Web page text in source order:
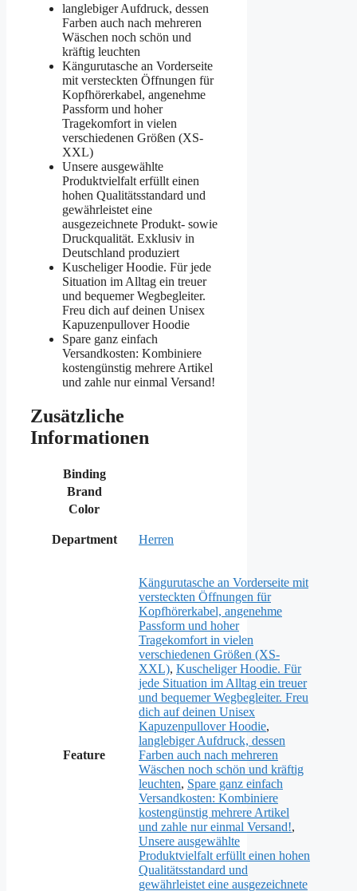
langlebiger Aufdruck, dessen
Farben auch nach mehreren
Wäschen noch schön und
kräftig leuchten
Kängurutasche an Vorderseite
mit versteckten Öffnungen für
Kopfhörerkabel, angenehme
Passform und hoher
Tragekomfort in vielen
verschiedenen Größen (XS-
XXL)
Unsere ausgewählte
Produktvielfalt erfüllt einen
hohen Qualitätsstandard und
gewährleistet eine
ausgezeichnete Produkt- sowie
Druckqualität. Exklusiv in
Deutschland produziert
Kuscheliger Hoodie. Für jede
Situation im Alltag ein treuer
und bequemer Wegbegleiter.
Freu dich auf deinen Unisex
Kapuzenpullover Hoodie
Spare ganz einfach
Versandkosten: Kombiniere
kostengünstig mehrere Artikel
und zahle nur einmal Versand!
Zusätzliche
Informationen
Binding
Brand
Color
Department Herren
Feature
Kängurutasche an Vorderseite mit
versteckten Öffnungen für
Kopfhörerkabel, angenehme
Passform und hoher
Tragekomfort in vielen
verschiedenen Größen (XS-
XXL), Kuscheliger Hoodie. Für
jede Situation im Alltag ein treuer
und bequemer Wegbegleiter. Freu
dich auf deinen Unisex
Kapuzenpullover Hoodie,
langlebiger Aufdruck, dessen
Farben auch nach mehreren
Wäschen noch schön und kräftig
leuchten, Spare ganz einfach
Versandkosten: Kombiniere
kostengünstig mehrere Artikel
und zahle nur einmal Versand!,
Unsere ausgewählte
Produktvielfalt erfüllt einen hohen
Qualitätsstandard und
gewährleistet eine ausgezeichnete